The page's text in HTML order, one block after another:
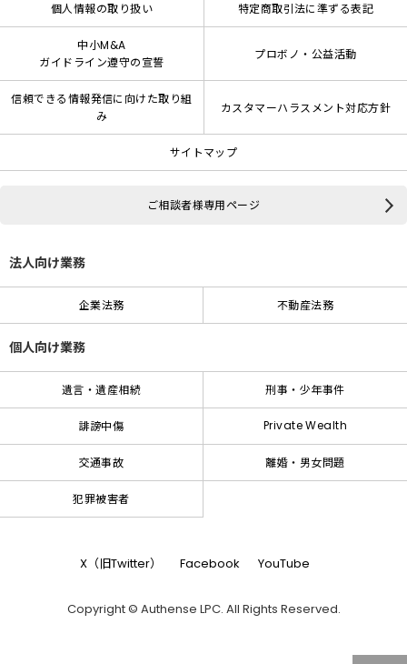
個人情報の取り扱い 特定商取引法に準ずる表記
中小M&A
ガイドライン遵守の宣誓
プロボノ・公益活動
信頼できる情報発信に向けた取り組
み
カスタマーハラスメント対応方針
サイトマップ
ご相談者様専用ページ
法人向け業務
企業法務 不動産法務
個人向け業務
遺言・遺産相続 刑事・少年事件
誹謗中傷 Private Wealth
交通事故 離婚・男女問題
犯罪被害者
X（旧Twitter） Facebook YouTube
Copyright © Authense LPC. All Rights Reserved.